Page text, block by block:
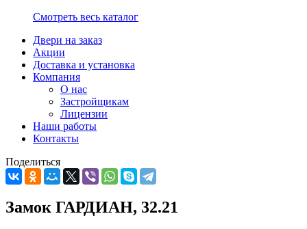
Смотреть весь каталог
Двери на заказ
Акции
Доставка и установка
Компания
О нас
Застройщикам
Лицензии
Наши работы
Контакты
Поделиться
Замок ГАРДИАН, 32.21